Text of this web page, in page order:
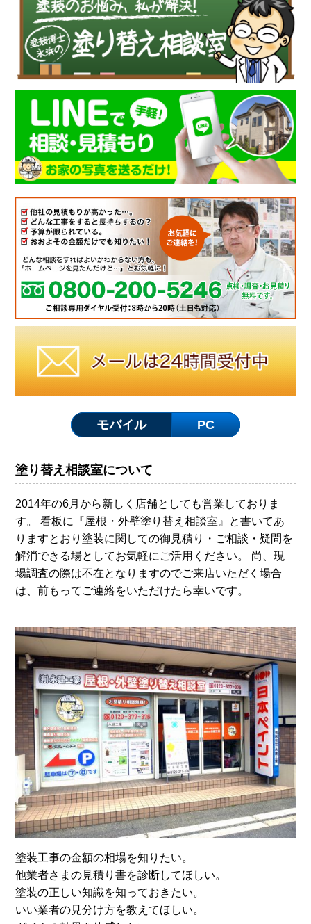
モバイル PC
塗り替え相談室について
2014年の6月から新しく店舗としても営業しておりま
す。 看板に『屋根・外壁塗り替え相談室』と書いてあ
りますとおり塗装に関しての御見積り・ご相談・疑問を
解消できる場としてお気軽にご活用ください。 尚、現
場調査の際は不在となりますのでご来店いただく場合
は、前もってご連絡をいただけたら幸いです。
塗装工事の金額の相場を知りたい。
他業者さまの見積り書を診断してほしい。
塗装の正しい知識を知っておきたい。
いい業者の見分け方を教えてほしい。